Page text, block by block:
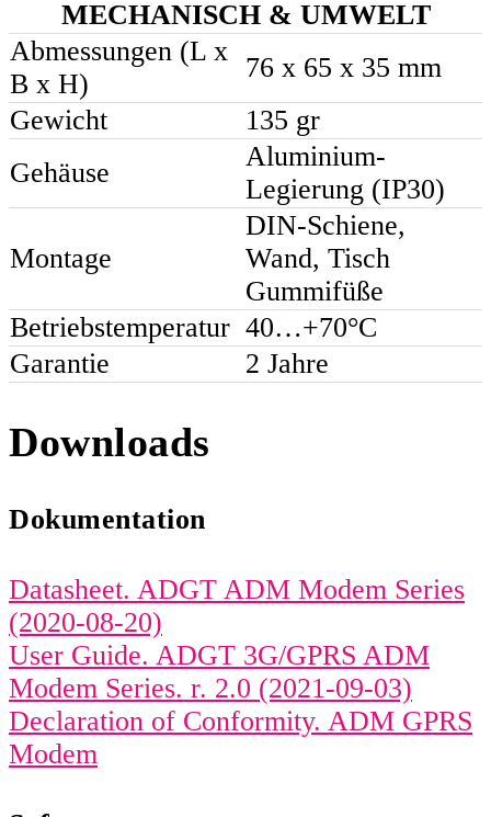
MECHANISCH & UMWELT
Abmessungen (L x
B x H)
76 x 65 x 35 mm
Gewicht
135 gr
Gehäuse
Aluminium-
Legierung (IP30)
Montage
DIN-Schiene,
Wand, Tisch
Gummifüße
Betriebstemperatur 40…+70°C
Garantie
2 Jahre
Downloads
Dokumentation
Datasheet. ADGT ADM Modem Series
(2020-08-20)
User Guide. ADGT 3G/GPRS ADM
Modem Series. r. 2.0 (2021-09-03)
Declaration of Conformity. ADM GPRS
Modem